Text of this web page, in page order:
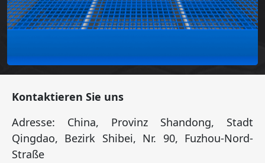
Kontaktieren Sie uns
Adresse: China, Provinz Shandong, Stadt
Qingdao, Bezirk Shibei, Nr. 90, Fuzhou-Nord-
Straße